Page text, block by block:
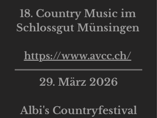
18. Country Music im
Schlossgut Münsingen
https://www.avcc.ch/
29. März 2026
Albi's Countryfestival